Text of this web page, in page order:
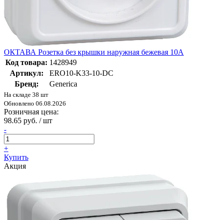
ОКТАВА Розетка без крышки наружная бежевая 10А
Код товара: 1428949
Артикул:
ERO10-K33-10-DC
Бренд:
Generica
На складе 38 шт
Обновлено 06.08.2026
Розничная цена:
98.65 руб. / шт
-
+
Купить
Акция